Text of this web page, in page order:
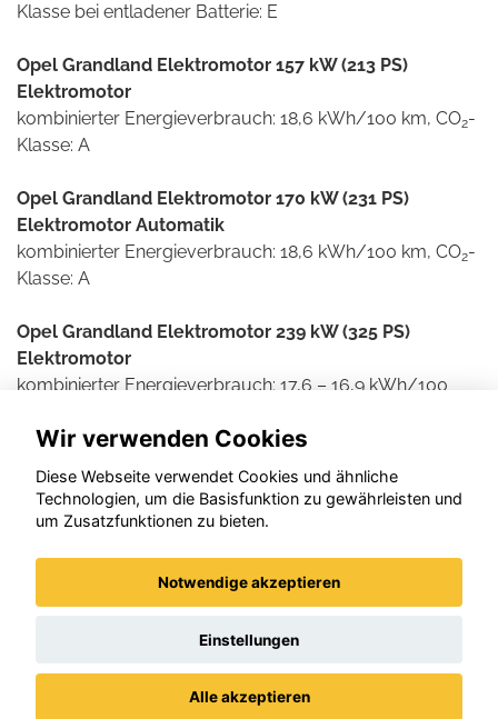
Klasse bei entladener Batterie: E
Opel Grandland Elektromotor 157 kW (213 PS)
Elektromotor
kombinierter Energieverbrauch: 18,6 kWh/100 km, CO2-
Klasse: A
Opel Grandland Elektromotor 170 kW (231 PS)
Elektromotor Automatik
kombinierter Energieverbrauch: 18,6 kWh/100 km, CO2-
Klasse: A
Opel Grandland Elektromotor 239 kW (325 PS)
Elektromotor
kombinierter Energieverbrauch: 17,6 – 16,9 kWh/100
Weitere Informationen zum offiziellen Kraftstoff- und
Stromverbrauch und den offiziellen spezifischen CO2-
Emissionen neuer Personenkraftwagen können dem
Emissionen neuer Personenkraftwagen' entnommen
werden, der an allen Verkaufsstellen und bei der DAT
Straße 1, D-73760 Ostfildern unentgeltlich erhältlich ist.
Wir verwenden Cookies
Diese Webseite verwendet Cookies und ähnliche
Technologien, um die Basisfunktion zu gewährleisten und
um Zusatzfunktionen zu bieten.
Notwendige akzeptieren
Einstellungen
Alle akzeptieren